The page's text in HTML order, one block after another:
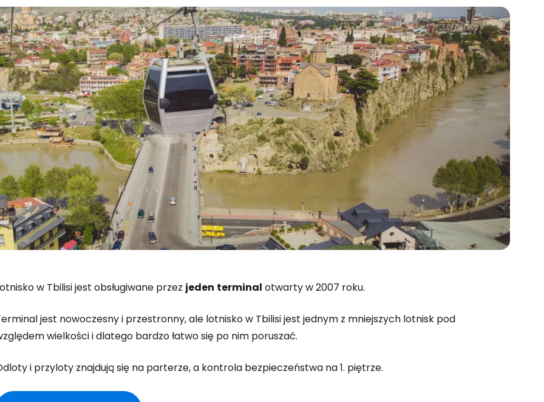
w Tbilisi jest obsługiwane przez jeden terminal otwarty w 2007 roku.
jest nowoczesny i przestronny, ale lotnisko w Tbilisi jest jednym z mniejszych lotnisk pod
wielkości i dlatego bardzo łatwo się po nim poruszać.
i przyloty znajdują się na parterze, a kontrola bezpieczeństwa na 1. piętrze.
Zaloguj się do Cestee
... światowej społeczności podróżniczej